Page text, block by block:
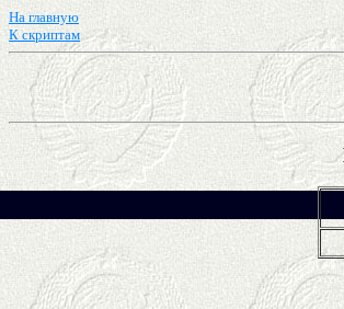
На главную
К скриптам